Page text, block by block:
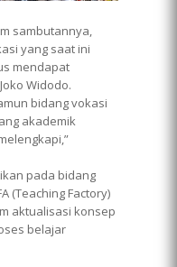
sambutannya,
yang saat ini
mendapat
Widodo.
bidang vokasi
akademik
pada bidang
(Teaching Factory)
aktualisasi konsep
belajar